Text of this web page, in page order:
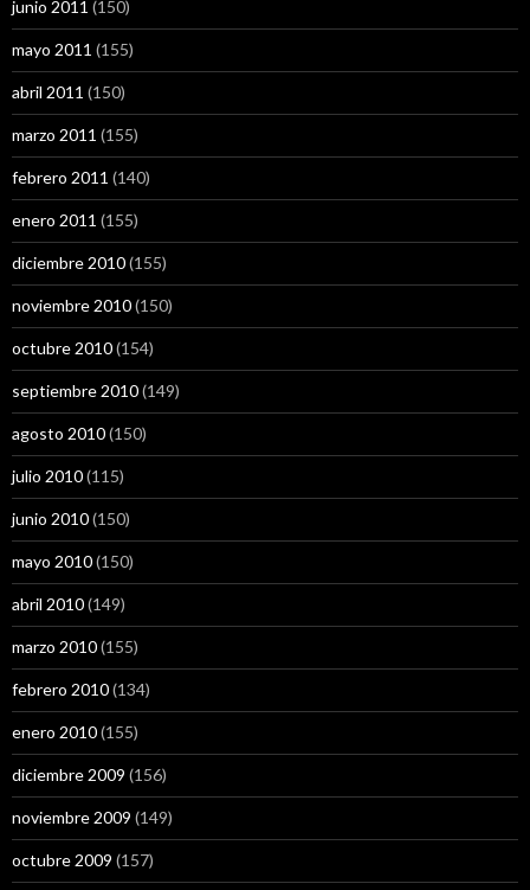
junio 2011 (150)
mayo 2011 (155)
abril 2011 (150)
marzo 2011 (155)
febrero 2011 (140)
enero 2011 (155)
diciembre 2010(155)
noviembre 2010(150)
octubre 2010(154)
septiembre 2010(149)
agosto 2010(150)
julio 2010(115)
junio 2010(150)
mayo 2010(150)
abril 2010(149)
marzo 2010(155)
febrero 2010(134)
enero 2010(155)
diciembre 2009 (156)
noviembre 2009 (149)
octubre 2009 (157)